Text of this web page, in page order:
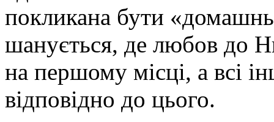
покликана бути
шанується, де любов до
на першому місці, а всі
відповідно до цього.